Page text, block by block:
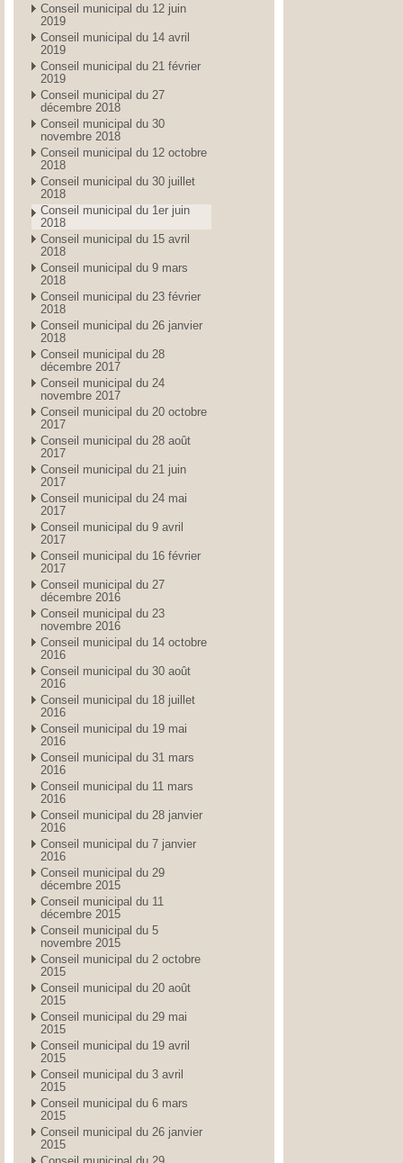
Conseil municipal du 12 juin
2019
Conseil municipal du 14 avril
2019
Conseil municipal du 21 février
2019
Conseil municipal du 27
décembre 2018
Conseil municipal du 30
novembre 2018
Conseil municipal du 12 octobre
2018
Conseil municipal du 30 juillet
2018
Conseil municipal du 1er juin
2018
Conseil municipal du 15 avril
2018
Conseil municipal du 9 mars
2018
Conseil municipal du 23 février
2018
Conseil municipal du 26 janvier
2018
Conseil municipal du 28
décembre 2017
Conseil municipal du 24
novembre 2017
Conseil municipal du 20 octobre
2017
Conseil municipal du 28 août
2017
Conseil municipal du 21 juin
2017
Conseil municipal du 24 mai
2017
Conseil municipal du 9 avril
2017
Conseil municipal du 16 février
2017
Conseil municipal du 27
décembre 2016
Conseil municipal du 23
novembre 2016
Conseil municipal du 14 octobre
2016
Conseil municipal du 30 août
2016
Conseil municipal du 18 juillet
2016
Conseil municipal du 19 mai
2016
Conseil municipal du 31 mars
2016
Conseil municipal du 11 mars
2016
Conseil municipal du 28 janvier
2016
Conseil municipal du 7 janvier
2016
Conseil municipal du 29
décembre 2015
Conseil municipal du 11
décembre 2015
Conseil municipal du 5
novembre 2015
Conseil municipal du 2 octobre
2015
Conseil municipal du 20 août
2015
Conseil municipal du 29 mai
2015
Conseil municipal du 19 avril
2015
Conseil municipal du 3 avril
2015
Conseil municipal du 6 mars
2015
Conseil municipal du 26 janvier
2015